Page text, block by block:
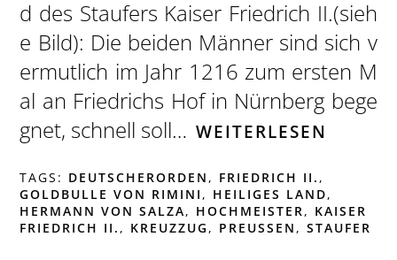
d des Staufers Kaiser Friedrich II.(sieh
e Bild): Die beiden Männer sind sich v
ermutlich im Jahr 1216 zum ersten M
al an Friedrichs Hof in Nürnberg bege
gnet, schnell soll… WEITERLESEN
TAGS: DEUTSCHERORDEN , FRIEDRICH II. ,
GOLDBULLE VON RIMINI , HEILIGES LAND,
HERMANN VON SALZA, HOCHMEISTER, KAISER
FRIEDRICH II. , KREUZZUG , PREUSSEN ,STAUFER